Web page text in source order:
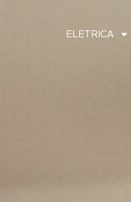
ELETRICA